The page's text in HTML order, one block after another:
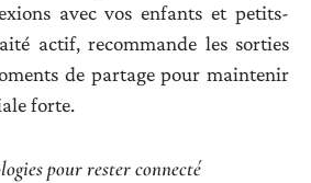
avec vos enfants et petits-
actif, recommande les sorties
de partage pour maintenir
forte.
pour rester connecté